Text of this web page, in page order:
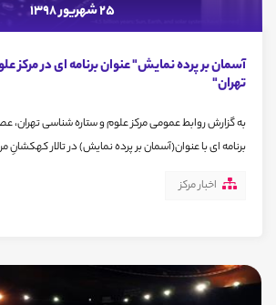
25 شهریور 1398
آسمان بر پرده نمایش" عنوان برنامه ای در مرکز
تهران"
برنامه ای با عنوان(آسمان بر پرده نمایش) در تالار کهکشانِ
اخبار مرکز